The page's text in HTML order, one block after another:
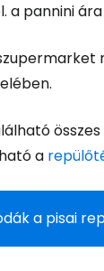
a pannini ára
a
a pisai